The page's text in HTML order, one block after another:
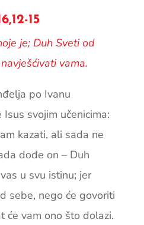
15
je; Duh Sveti od
vama.
po Ivanu
Isus svojim učenicima:
kazati, ali sada ne
dođe on – Duh
u svu istinu; jer
sebe, nego će govoriti
će vam ono što dolazi.